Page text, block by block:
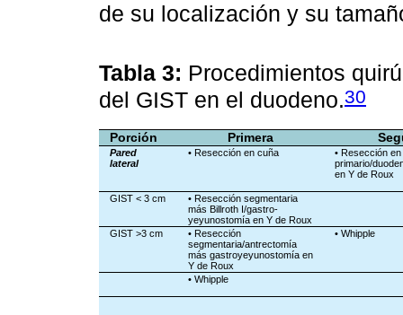
de su localización y su
Tabla 3: Procedimientos
del GIST en el duodeno.30
Porción Primera
Pared
lateral
• Resección en cuña
• Resección
primario/
en Y de Roux
GIST < 3 cm
• Resección segmentaria
más Billroth I/gastro-
yeyunostomía en Y de Roux
GIST >3 cm
• Resección
segmentaria/antrectomía
más gastroyeyunostomía en
Y de Roux
• Whipple
• Whipple